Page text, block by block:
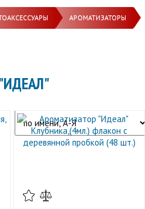
АРОМАТИЗАТОРЫ